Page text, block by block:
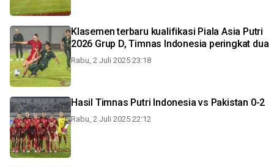
Klasemen terbaru kualifikasi Piala Asia Putri
2026 Grup D, Timnas Indonesia peringkat dua
Rabu, 2 Juli 2025 23:18
Hasil Timnas Putri Indonesia vs Pakistan 0-2
Rabu, 2 Juli 2025 22:12